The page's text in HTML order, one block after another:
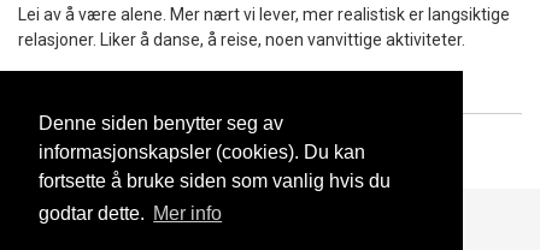
Denne siden benytter seg av
informasjonskapsler (cookies). Du kan
fortsette å bruke siden som vanlig hvis du
godtar dette. Mer info
Lei av å være alene. Mer nært vi lever, mer realistisk er langsiktige
relasjoner. Liker å danse, å reise, noen vanvittige aktiviteter.
Type relasjon:
Langvarig fast forhold
Blogg Support Kontakt oss